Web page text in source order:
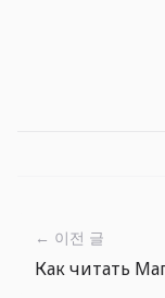
← 이전 글